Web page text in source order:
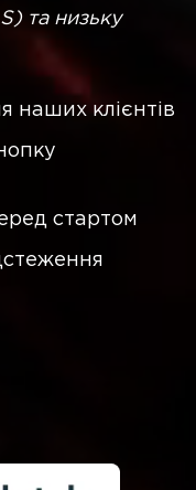
та низьку
наших клієнтів
стартом